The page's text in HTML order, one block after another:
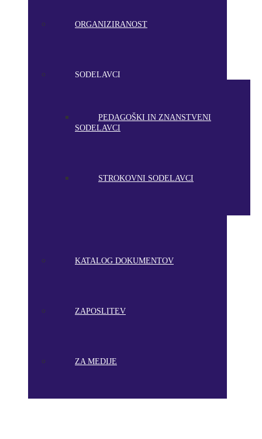
ORGANIZIRANOST
SODELAVCI
PEDAGOŠKI IN ZNANSTVENI
SODELAVCI
STROKOVNI SODELAVCI
KATALOG DOKUMENTOV
ZAPOSLITEV
ZA MEDIJE